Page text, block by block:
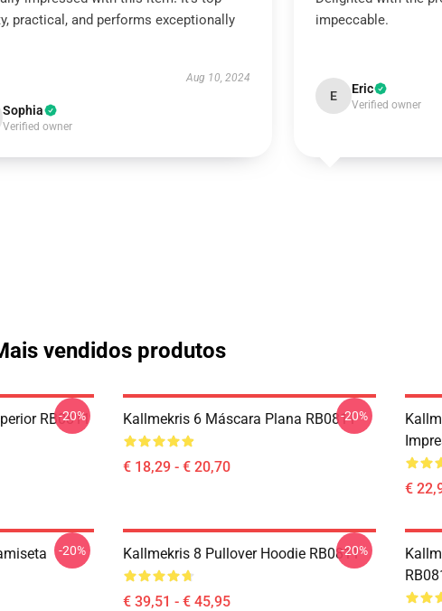
practical, and performs exceptionally
Aug 10, 2024
Sophia
Verified owner
impeccable.
E Eric
Verified owner
vendidos produtos
RB0811
-20% Kallmekris 6 Máscara Plana RB0811
€ 18,29 - € 20,70
-20%
€
-20% Kallmekris 8 Pullover Hoodie RB0811
€ 39,51 - € 45,95
-20%